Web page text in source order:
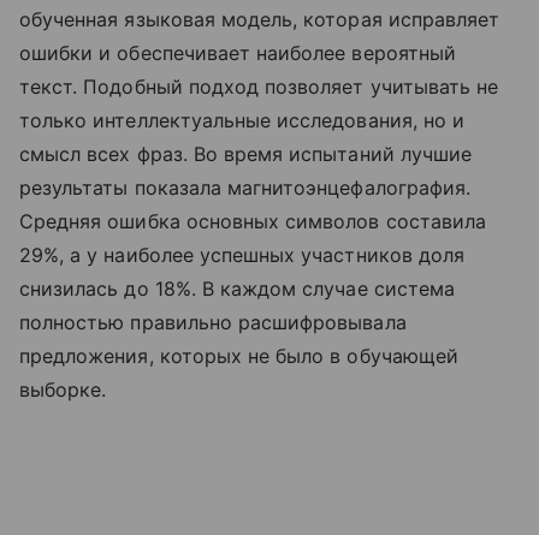
обученная языковая модель, которая исправляет
ошибки и обеспечивает наиболее вероятный
текст. Подобный подход позволяет учитывать не
только интеллектуальные исследования, но и
смысл всех фраз. Во время испытаний лучшие
результаты показала магнитоэнцефалография.
Средняя ошибка основных символов составила
29%, а у наиболее успешных участников доля
снизилась до 18%. В каждом случае система
полностью правильно расшифровывала
предложения, которых не было в обучающей
выборке.